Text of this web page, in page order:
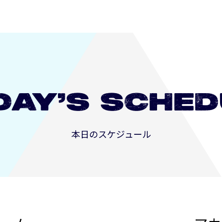
本日のスケジュール